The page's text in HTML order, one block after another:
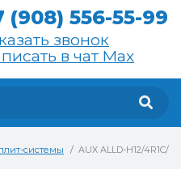
(908) 556-55-99
звонок
в чат Max
системы AUX ALLD-H12/4R1C/